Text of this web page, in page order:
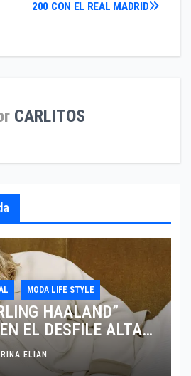
200 CON EL REAL MADRID
CARLITOS
MODA LIFE STYLE
HAALAND”
EL DESFILE ALTA
& GABBANA
2026
ELIAN